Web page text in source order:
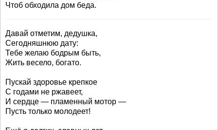
Чтоб обходила дом беда.
Давай отметим, дедушка,
Сегодняшнюю дату:
Тебе желаю бодрым быть,
Жить весело, богато.
Пускай здоровье крепкое
С годами не ржавеет,
И сердце — пламенный мотор —
Пусть только молодеет!